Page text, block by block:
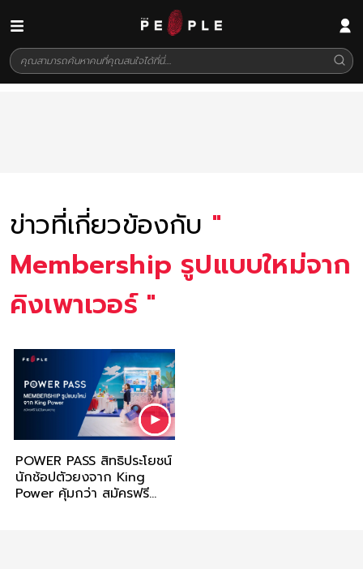
ข่าวที่เกี่ยวข้องกับ "
Membership รูปแบบใหม่จาก
คิงเพาเวอร์"
POWER PASS สิทธิประโยชน์
นักช้อปตัวยงจาก King
Power คุ้มกว่า สมัครฟรี